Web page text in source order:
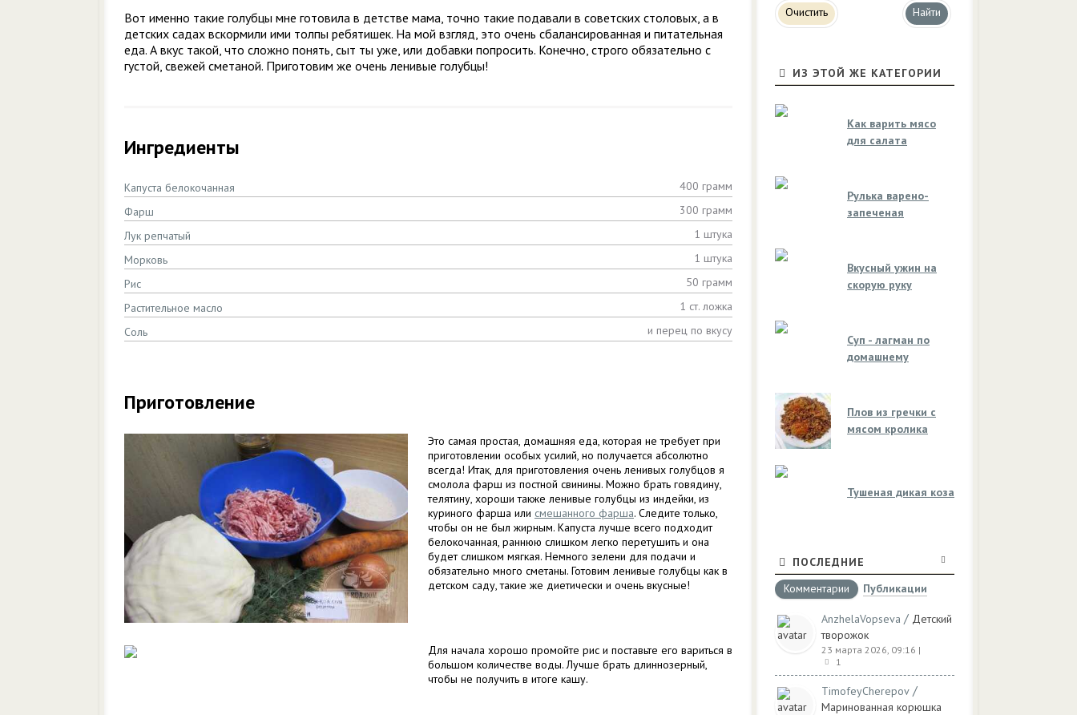
Вот именно такие голубцы мне готовила в детстве мама, точно такие подавали в советских столовых, а в
детских садах вскормили ими толпы ребятишек. На мой взгляд, это очень сбалансированная и питательная
еда. А вкус такой, что сложно понять, сыт ты уже, или добавки попросить. Конечно, строго обязательно с
густой, свежей сметаной. Приготовим же очень ленивые голубцы!
Ингредиенты
Капуста белокочанная
400 грамм
Фарш
300 грамм
Лук репчатый
1 штука
Морковь
1 штука
Рис
50 грамм
Растительное масло
1 ст. ложка
Соль
и перец по вкусу
Приготовление
Это самая простая, домашняя еда, которая не требует при
приготовлении особых усилий, но получается абсолютно
всегда! Итак, для приготовления очень ленивых голубцов я
смолола фарш из постной свинины. Можно брать говядину,
телятину, хороши также ленивые голубцы из индейки, из
куриного фарша или смешанного фарша. Следите только,
чтобы он не был жирным. Капуста лучше всего подходит
белокочанная, раннюю слишком легко перетушить и она
будет слишком мягкая. Немного зелени для подачи и
обязательно много сметаны. Готовим ленивые голубцы как в
детском саду, такие же диетически и очень вкусные!
Для начала хорошо промойте рис и поставьте его вариться в
большом количестве воды. Лучше брать длиннозерный,
чтобы не получить в итоге кашу.
Очистить
ИЗ ЭТОЙ ЖЕ КАТЕГОРИИ
Как варить мясо
для салата
Рулька варено-
запеченая
Вкусный ужин на
скорую руку
Суп - лагман по
домашнему
Плов из гречки с
мясом кролика
Тушеная дикая коза
ПОСЛЕДНИЕ
Комментарии
Публикации
AnzhelaVopseva / Детский
творожок
23 марта 2026, 09:16 |
1
TimofeyCherepov /
Маринованная корюшка